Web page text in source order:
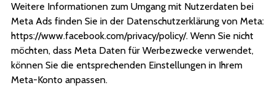
Weitere Informationen zum Umgang mit Nutzerdaten bei
Meta Ads finden Sie in der Datenschutzerklärung von Meta:
https://www.facebook.com/privacy/policy/. Wenn Sie nicht
möchten, dass Meta Daten für Werbezwecke verwendet,
können Sie die entsprechenden Einstellungen in Ihrem
Meta-Konto anpassen.